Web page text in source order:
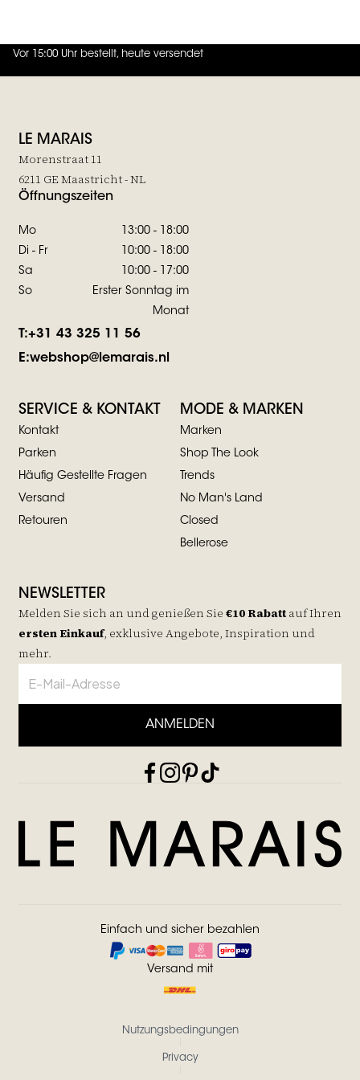
Vor 15:00 Uhr bestellt, heute versendet
4.7 von5 (130 Bewertungen
LE MARAIS
Morenstraat 11
6211 GE Maastricht - NL
Öffnungszeiten
Mo
13:00 - 18:00
Di - Fr
10:00 - 18:00
Sa
10:00 - 17:00
So
Erster Sonntag im
Monat
T:+31 43 325 11 56
E:webshop@lemarais.nl
SERVICE & KONTAKT
Kontakt
Parken
Häufig Gestellte Fragen
Versand
Retouren
MODE & MARKEN
Marken
Shop The Look
Trends
No Man's Land
Closed
Bellerose
NEWSLETTER
Melden Sie sich an und genießen Sie €10 Rabatt aufIhren
ersten Einkauf, exklusive Angebote, Inspiration und
mehr.
ANMELDEN
Einfach und sicher bezahlen
Versand mit
Nutzungsbedingungen
Privacy